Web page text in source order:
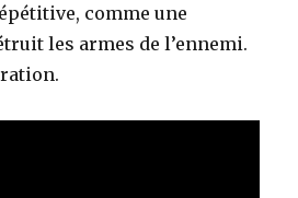
comme une
les armes de l’ennemi.